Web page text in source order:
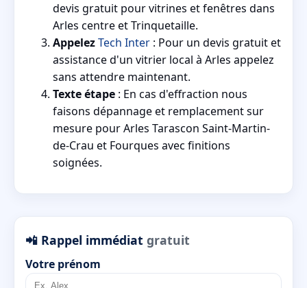
devis gratuit pour vitrines et fenêtres dans
Arles centre et Trinquetaille.
AppelezTech Inter : Pour un devis gratuit et
assistance d'un vitrier local à Arles appelez
sans attendre maintenant.
Texte étape : En cas d'effraction nous
faisons dépannage et remplacement sur
mesure pour Arles Tarascon Saint-Martin-
de-Crau et Fourques avec finitions
soignées.
📲 Rappel immédiat gratuit
Votre prénom